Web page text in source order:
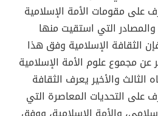
على مقومات الأمة الإسلامية
والمصادر التي استقيت منها
الثقافة الإسلامية وفق هذا
مجموع علوم الأمة الإسلامية
الثالث والأخير يعرف الثقافة
على التحديات المعاصرة التي